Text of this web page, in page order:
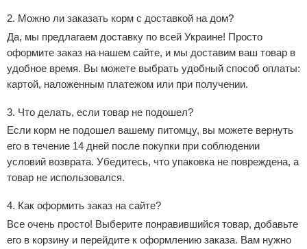
2. Можно ли заказать корм с доставкой на дом?
Да, мы предлагаем доставку по всей Украине! Просто
оформите заказ на нашем сайте, и мы доставим ваш товар в
удобное время. Вы можете выбрать удобный способ оплаты:
картой, наложенным платежом или при получении.
3. Что делать, если товар не подошел?
Если корм не подошел вашему питомцу, вы можете вернуть
его в течение 14 дней после покупки при соблюдении
условий возврата. Убедитесь, что упаковка не повреждена, а
товар не использовался.
4. Как оформить заказ на сайте?
Все очень просто! Выберите понравившийся товар, добавьте
его в корзину и перейдите к оформлению заказа. Вам нужно